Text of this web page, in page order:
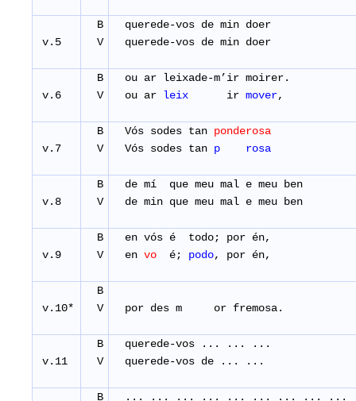
v.5
B
V
querede-vos de min doer
querede-vos de min doer
v.6
B
V
ou ar leixade-m’ir moirer.
ou ar leix ir mover,
v.7
B
V
Vós sodes tan ponderosa
Vós sodes tan p
v.8
B
V
de mí que meu mal e meu ben
de min que meu mal e meu ben
v.9
B
V
en vós é todo; por
en vo é; podo, por
v.10*
B
V
por des m or
v.11
B
V
querede-vos ... ... ...
querede-vos de ... ...
B
... ... ... ... ... ... ... ... ...